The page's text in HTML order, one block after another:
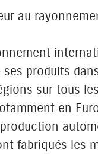
au
ses produits
sur tous les
en
fabriqués les